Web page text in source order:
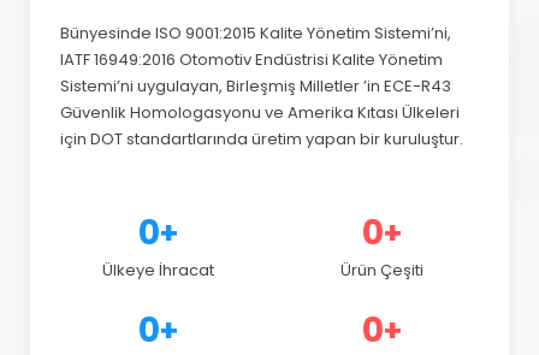
Bünyesinde ISO 9001:2015 Kalite Yönetim Sistemi’ni,
IATF 16949:2016 Otomotiv Endüstrisi Kalite Yönetim
Sistemi’ni uygulayan, Birleşmiş Milletler ’in ECE-R43
Güvenlik Homologasyonu ve Amerika Kıtası Ülkeleri
için DOT standartlarında üretim yapan bir kuruluştur.
0+
Ülkeye İhracat
0+
Ürün Çeşiti
0+ 0+